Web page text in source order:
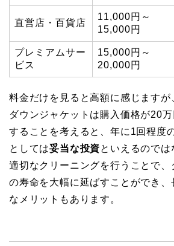
直営店・百貨店
11,000円～
15,000円
プレミアムサー
ビス
15,000円～
20,000円
料金だけを見ると高額に感じますが
ダウンジャケットは購入価格が20
することを考えると、年に1回程度
としては妥当な投資といえるのでは
適切なクリーニングを行うことで、
の寿命を大幅に延ばすことができ、
なメリットもあります。